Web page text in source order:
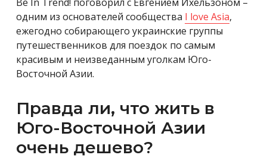
одним из основателей сообщества I love Asia,
ежегодно собирающего украинские группы
путешественников для поездок по самым
красивым и неизведанным уголкам Юго-
Восточной Азии.
Правда ли, что жить в
Юго-Восточной Азии
очень дешево?